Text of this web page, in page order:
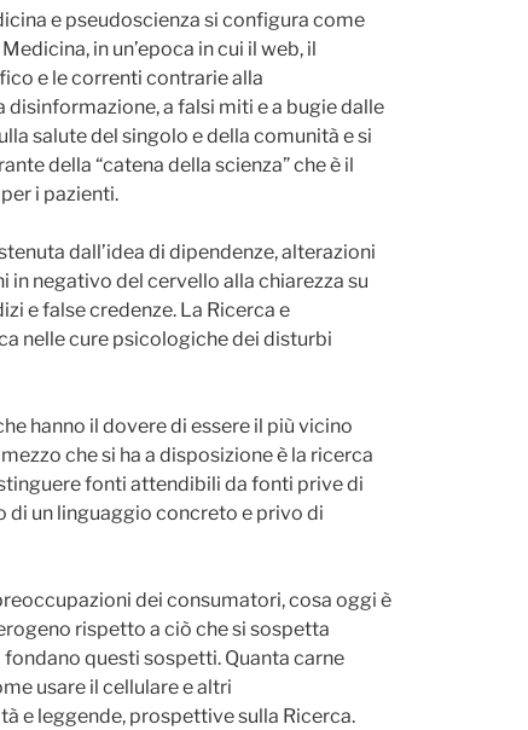
e pseudoscienza si configura come
in un’epoca in cui il web, il
e le correnti contrarie alla
a falsi miti e a bugie dalle
salute del singolo e della comunità e si
della “catena della scienza” che è il
i pazienti.
dall’idea di dipendenze, alterazioni
negativo del cervello alla chiarezza su
e false credenze. La Ricerca e
nelle cure psicologiche dei disturbi
hanno il dovere di essere il più vicino
che si ha a disposizione è la ricerca
fonti attendibili da fonti prive di
di un linguaggio concreto e privo di
dei consumatori, cosa oggi è
rispetto a ciò che si sospetta
questi sospetti. Quanta carne
usare il cellulare e altri
e leggende, prospettive sulla Ricerca.